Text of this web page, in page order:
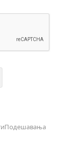
Подешавања